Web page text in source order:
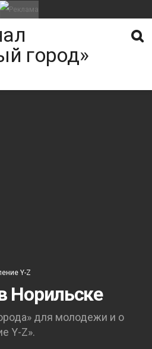
Y-Z
Норильске
для молодежи и о
Y-Z».